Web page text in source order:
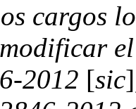
cargos
2012 [sic]